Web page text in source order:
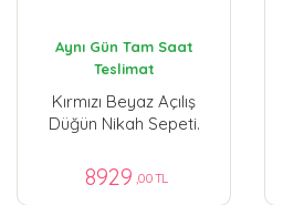
Aynı Gün Tam Saat
Teslimat
Kırmızı Beyaz Açılış
Düğün Nikah Sepeti.
8929 ,00 TL